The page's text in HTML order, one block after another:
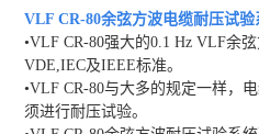
VLF CR-80余弦方波电缆耐压试验
•VLF CR-80强大的0.1 Hz VLF余
VDE,IEC及IEEE标准。
•VLF CR-80与大多的规定一样，
须进行耐压试验。